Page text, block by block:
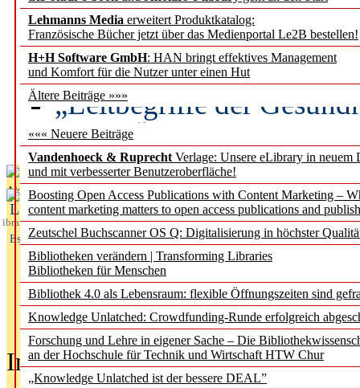
Lehmanns Media erweitert Produktkatalog:
Französische Bücher jetzt über das Medienportal Le2B bestellen!
H+H Software GmbH: HAN bringt effektives Management
und Komfort für die Nutzer unter einen Hut
Ältere Beiträge »»»
««« Neuere Beiträge
Vandenhoeck & Ruprecht Verlage: Unsere eLibrary in neuem
und mit verbesserter Benutzeroberfläche!
Boosting Open Access Publications with Content Marketing –
content marketing matters to open access publications and
Zeutschel Buchscanner OS Q: Digitalisierung in höchster
Bibliotheken verändern | Transforming Libraries
Bibliotheken für Menschen
Bibliothek 4.0 als Lebensraum: flexible Öffnungszeiten sind
Knowledge Unlatched: Crowdfunding-Runde erfolgreich
Forschung und Lehre in eigener Sache – Die
an der Hochschule für Technik und Wirtschaft HTW Chur
„Knowledge Unlatched ist der bessere DEAL”
Künstliche Intelligenz
besser zu verstehen
„Leitbegriffe der
des BIÖG erscheinen
Aktuelles aus
L
ibrary
Essentials
In der Ausgabe06/2026(August